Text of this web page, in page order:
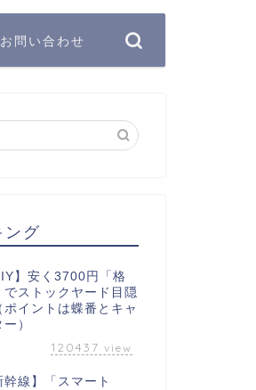
お問い合わせ
ング
】安く3700円「格
でストックヤード目隠
ポイントは蝶番とキャ
）
120437 view
幹線】「スマート